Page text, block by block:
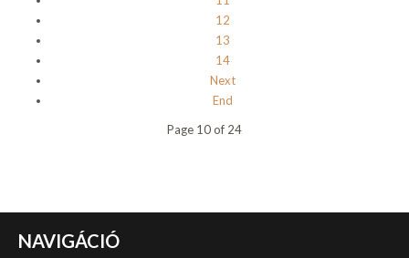
12
13
14
Next
End
Page 10 of 24
NAVIGÁCIÓ